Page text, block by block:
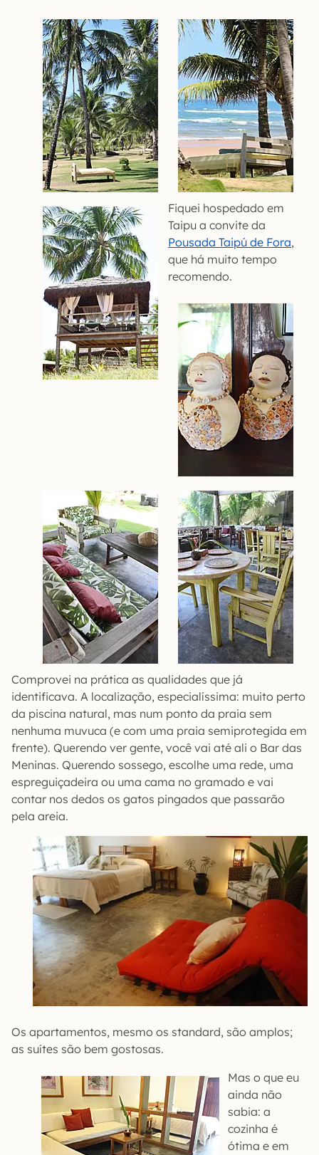
Fiquei hospedado em
Taipu a convite da
Pousada Taipú de Fora,
que há muito tempo
recomendo.
Comprovei na prática as qualidades que já
identificava. A localização, especialíssima: muito perto
da piscina natural, mas num ponto da praia sem
nenhuma muvuca (e com uma praia semiprotegida em
frente). Querendo ver gente, você vai até ali o Bar das
Meninas. Querendo sossego, escolhe uma rede, uma
espreguiçadeira ou uma cama no gramado e vai
contar nos dedos os gatos pingados que passarão
pela areia.
Os apartamentos, mesmo os standard, são amplos;
as suítes são bem gostosas.
Mas o que eu
ainda não
sabia: a
cozinha é
ótima e em